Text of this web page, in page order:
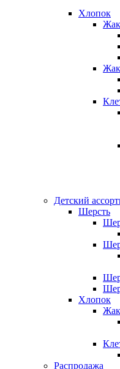
Хлопок
Детский
Шерсть
Хлопок
Распродажа